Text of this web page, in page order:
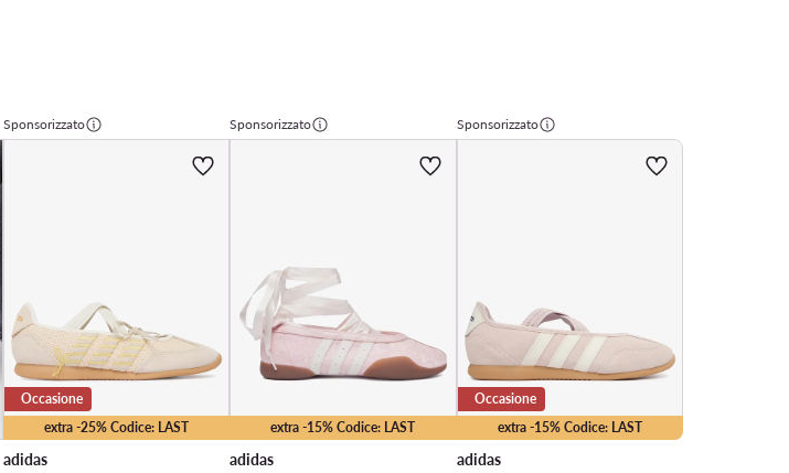
Sponsorizzato
extra -25% Codice: LAST
Occasione
adidas
Sponsorizzato
extra -15% Codice: LAST
adidas
Sponsorizzato
extra -15% Codice: LAST
Occasione
adidas